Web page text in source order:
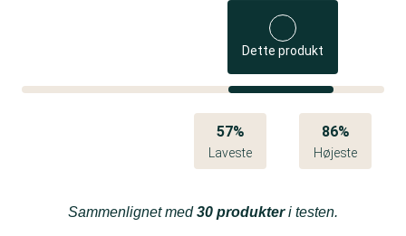
Dette produkt
57%
Laveste
86%
Højeste
Sammenlignet med30 produkteri testen.